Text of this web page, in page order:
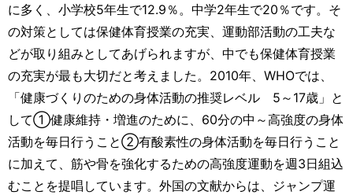
に多く、小学校5年生で12.9％。中学2年生で20％です。そ
の対策としては保健体育授業の充実、運動部活動の工夫な
どが取り組みとしてあげられますが、中でも保健体育授業
の充実が最も大切だと考えました。2010年、WHOでは、
「健康づくりのための身体活動の推奨レベル 5～17歳」と
して①健康維持・増進のために、60分の中～高強度の身体
活動を毎日行うこと②有酸素性の身体活動を毎日行うこと
に加えて、筋や骨を強化するための高強度運動を週3日組込
むことを提唱しています。外国の文献からは、ジャンプ運